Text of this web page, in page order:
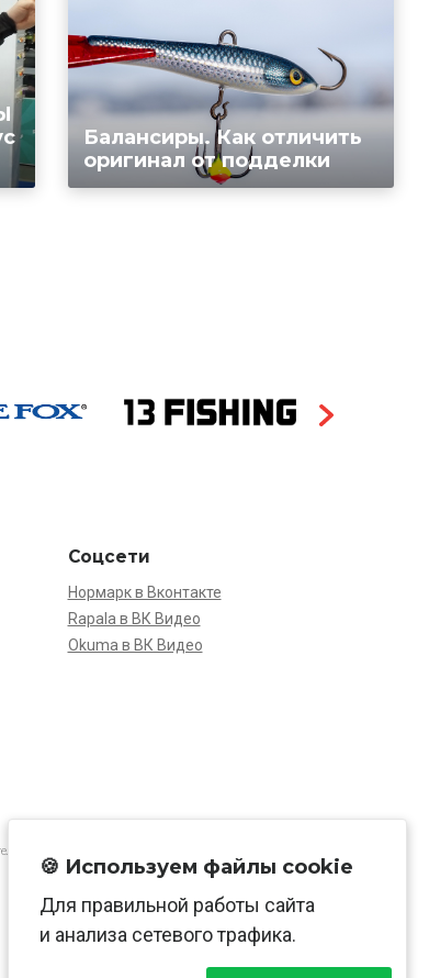
Балансиры. Как отличить
оригинал от подделки
Соцсети
Нормарк в Вконтакте
Rapala в ВК Видео
Okuma в ВК Видео
🍪 Используем файлы cookie
Для правильной работы сайта
и анализа сетевого трафика.